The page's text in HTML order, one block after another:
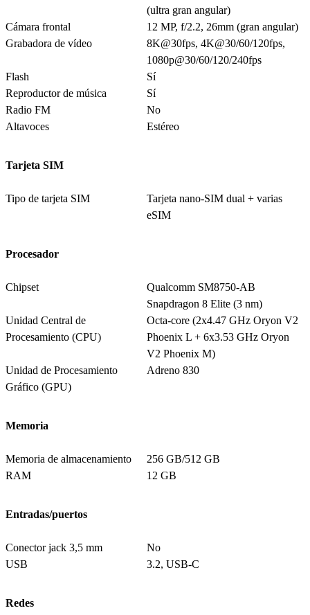
(ultra gran angular)
Cámara frontal
12 MP, f/2.2, 26mm (gran angular)
Grabadora de vídeo
8K@30fps, 4K@30/60/120fps,
1080p@30/60/120/240fps
Flash
Sí
Reproductor de música
Sí
Radio FM
No
Altavoces
Estéreo
Tarjeta SIM
Tipo de tarjeta SIM
Tarjeta nano-SIM dual + varias
eSIM
Procesador
Chipset
Qualcomm SM8750-AB
Snapdragon 8 Elite (3 nm)
Unidad Central de
Procesamiento (CPU)
Octa-core (2x4.47 GHz Oryon V2
Phoenix L + 6x3.53 GHz Oryon
V2 Phoenix M)
Unidad de Procesamiento
Gráfico (GPU)
Adreno 830
Memoria
Memoria de almacenamiento
256 GB/512 GB
RAM
12 GB
Entradas/puertos
Conector jack 3,5 mm
No
USB
3.2, USB-C
Redes